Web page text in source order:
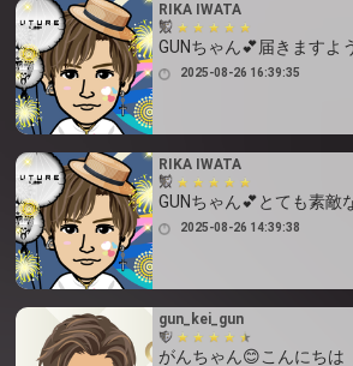
RIKA IWATA
GUNちゃん💕届きますよ
2025-08-26 16:39:35
RIKA IWATA
GUNちゃん💕とても素敵
2025-08-26 14:39:38
gun_kei_gun
がんちゃん😊こんにちは